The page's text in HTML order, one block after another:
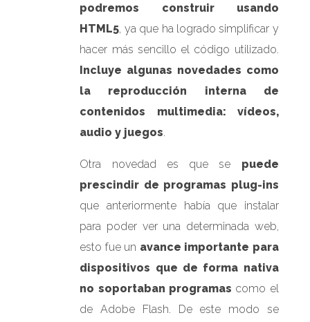
podremos construir usando
HTML5 , ya que ha logrado simplificar y
hacer más sencillo el código utilizado.
Incluye algunas novedades como
la reproducción interna de
contenidos multimedia: vídeos,
audio y juegos
Otra novedad es que se puede
prescindir de programas plug-ins
que anteriormente había que instalar
para poder ver una determinada web,
esto fue un avance importante para
dispositivos que de forma nativa
no soportaban programas como el
de Adobe Flash. De este modo se